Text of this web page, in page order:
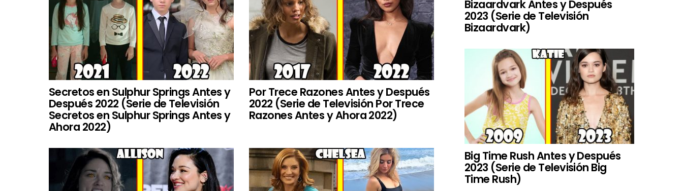
Secretos en Sulphur Springs Antes y
Después 2022 (Serie de Televisión
Secretos en Sulphur Springs Antes y
Ahora 2022)
Por Trece Razones Antes y Después
2022 (Serie de Televisión Por Trece
Razones Antes y Ahora 2022)
Bizaardvark Antes y Después
2023 (Serie de Televisión
Bizaardvark)
Big Time Rush Antes y Después
2023 (Serie de Televisión Big
Time Rush)